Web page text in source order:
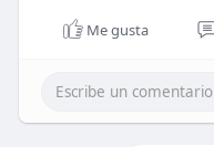
Me gusta